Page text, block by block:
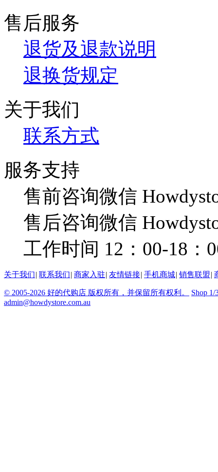
售后服务
退货及退款说明
退换货规定
关于我们
联系方式
服务支持
售前咨询微信
售后咨询微信
工作时间 12：00-18：
关于我们| 联系我们| 商家入驻| 友情链接| 手机商城| 销售联盟|
© 2005-2026 好的代购店 版权所有，并保留所有权利。
Shop 1/
admin@howdystore.com.au